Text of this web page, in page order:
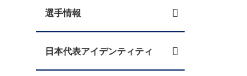
選手情報
日本代表アイデンティティ